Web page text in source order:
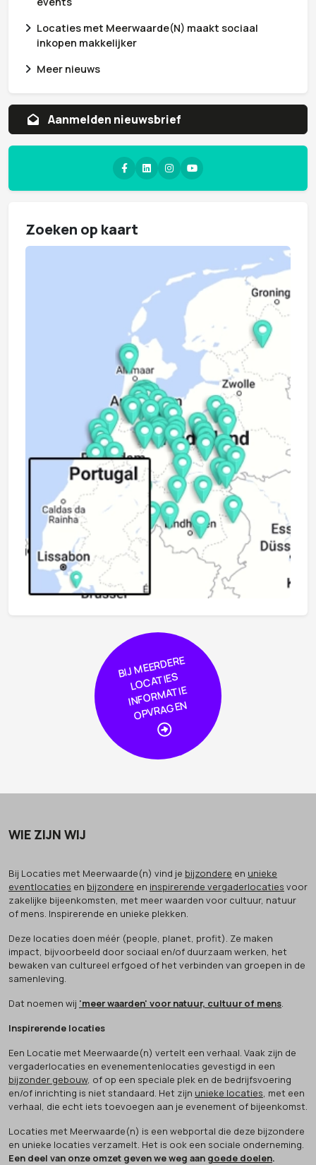
Locaties met Meerwaarde(N) maakt sociaal
inkopen makkelijker
Meer nieuws
Aanvragen whitepaper
Zoeken op kaart
BIJ
MEER
DERE
L
O
CA
TIE
S
I
NF
OR
MA
TIE
OPVRA
GE
N
WIE ZIJN WIJ
Bij Locaties met Meerwaarde(n) vind je bijzondere en unieke
eventlocaties en bijzondere en inspirerende vergaderlocaties voor
zakelijke bijeenkomsten, met meer waarden voor cultuur, natuur
of mens. Inspirerende en unieke plekken.
Deze locaties doen méér (people, planet, profit). Ze maken
impact, bijvoorbeeld door sociaal en/of duurzaam werken, het
bewaken van cultureel erfgoed of het verbinden van groepen in de
samenleving.
Dat noemen wij 'meer waarden' voor natuur, cultuur of mens.
Inspirerende locaties
Een Locatie met Meerwaarde(n) vertelt een verhaal. Vaak zijn de
vergaderlocaties en evenementenlocaties gevestigd in een
bijzonder gebouw, of op een speciale plek en de bedrijfsvoering
en/of inrichting is niet standaard. Het zijn unieke locaties, met een
verhaal, die echt iets toevoegen aan je evenement of bijeenkomst.
Locaties met Meerwaarde(n) is een webportal die deze bijzondere
en unieke locaties verzamelt. Het is ook een sociale onderneming.
Een deel van onze omzet geven we weg aan goede doelen.